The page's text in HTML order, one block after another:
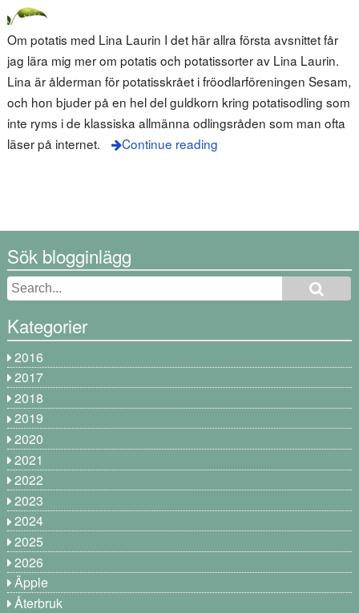
Om potatis med Lina Laurin I det här allra första avsnittet får
jag lära mig mer om potatis och potatissorter av Lina Laurin.
Lina är ålderman för potatisskrået i fröodlarföreningen Sesam,
och hon bjuder på en hel del guldkorn kring potatisodling som
inte ryms i de klassiska allmänna odlingsråden som man ofta
läser på internet.
Continue reading
Sök blogginlägg
Kategorier
2016
2017
2018
2019
2020
2021
2022
2023
2024
2025
2026
Äpple
Återbruk